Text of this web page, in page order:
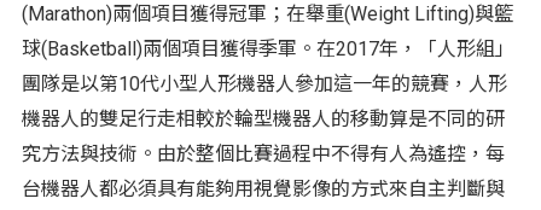
(Marathon)兩個項目獲得冠軍；在舉重(Weight Lifting)與籃
球(Basketball)兩個項目獲得季軍。在2017年，「人形組」
團隊是以第10代小型人形機器人參加這一年的競賽，人形
機器人的雙足行走相較於輪型機器人的移動算是不同的研
究方法與技術。由於整個比賽過程中不得有人為遙控，每
台機器人都必須具有能夠用視覺影像的方式來自主判斷與